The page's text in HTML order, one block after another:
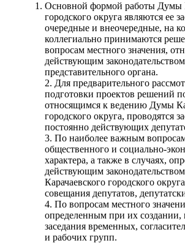
Основной формой работы Думы
городского округа являются ее
очередные и внеочередные, на
коллегиально принимаются
вопросам местного значения,
действующим
представительного органа.
2. Для предварительного
подготовки проектов решений
относящимся к ведению Думы
городского округа, проводятся
постоянно действующих
3. По наиболее важным
общественного и социально-
характера, а также в случаях,
действующим
Карачаевского городского
совещания депутатов,
4. По вопросам местного
определенным при их создании,
заседания временных,
и рабочих групп.